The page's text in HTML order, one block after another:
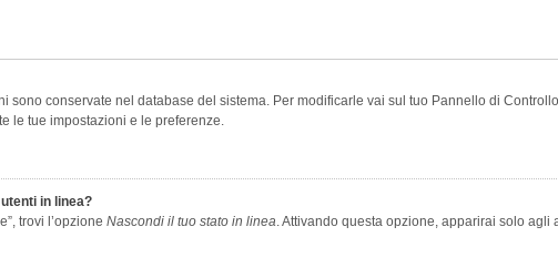
sono conservate nel database del sistema. Per modificarle vai sul tuo Pannello di
le tue impostazioni e le preferenze.
in linea?
trovi l’opzione Nascondi il tuo stato in linea. Attivando questa opzione, apparirai solo agli